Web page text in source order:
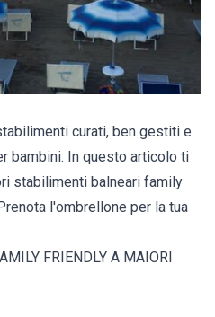
curati, ben gestiti e
bambini. In questo articolo ti
stabilimenti balneari family
l'ombrellone per la tua
FRIENDLY A MAIORI